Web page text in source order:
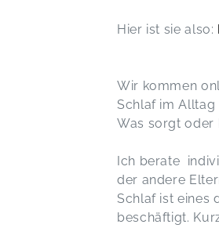
Hier ist sie also:
Wir kommen
Schlaf im Alltag
Was sorgt oder
Ich berate
der andere
Schlaf ist eines
beschäftigt.